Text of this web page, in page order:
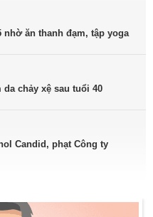
nhờ ăn thanh đạm, tập yoga
chảy xệ sau tuổi 40
Candid, phạt Công ty